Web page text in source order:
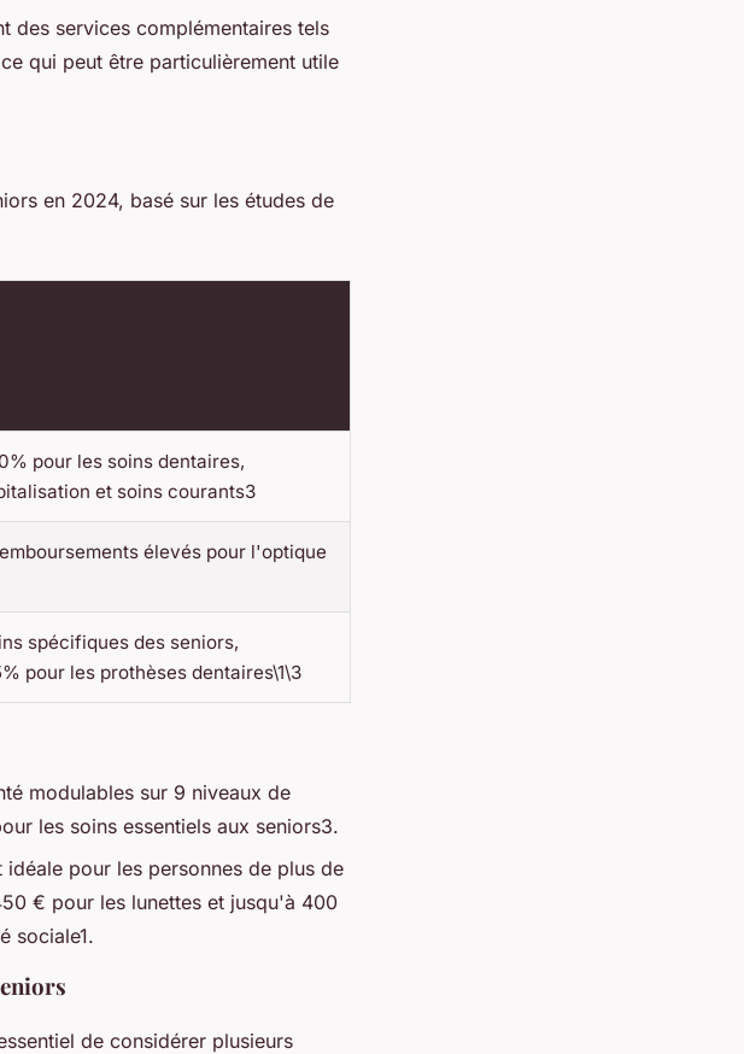
des services complémentaires tels
qui peut être particulièrement utile
en 2024, basé sur les études de
pour les soins dentaires,
et soins courants3
élevés pour l'optique
spécifiques des seniors,
pour les prothèses dentaires\1\3
modulables sur 9 niveaux de
les soins essentiels aux seniors3.
pour les personnes de plus de
€ pour les lunettes et jusqu'à 400
sociale1.
de considérer plusieurs